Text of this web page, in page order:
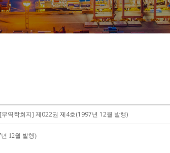
[무역학회지] 제022권 제4호(1997년 12월 발행)
12월 발행)